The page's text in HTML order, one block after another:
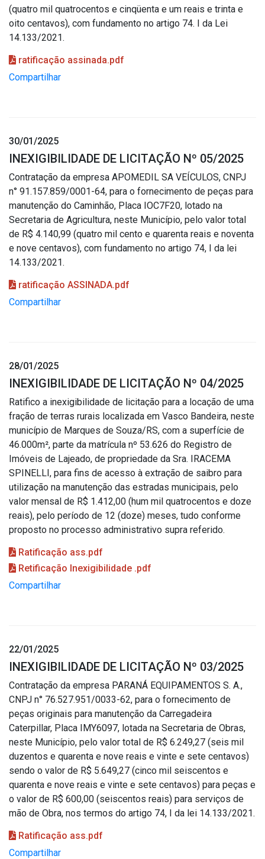
(quatro mil quatrocentos e cinqüenta e um reais e trinta e
oito centavos), com fundamento no artigo 74. I da Lei
14.133/2021.
ratificação assinada.pdf
Compartilhar
30/01/2025
INEXIGIBILIDADE DE LICITAÇÃO Nº 05/2025
Contratação da empresa APOMEDIL SA VEÍCULOS, CNPJ
n° 91.157.859/0001-64, para o fornecimento de peças para
manutenção do Caminhão, Placa IOC7F20, lotado na
Secretaria de Agricultura, neste Município, pelo valor total
de R$ 4.140,99 (quatro mil cento e quarenta reais e noventa
e nove centavos), com fundamento no artigo 74, I da lei
14.133/2021.
ratificação ASSINADA.pdf
Compartilhar
28/01/2025
INEXIGIBILIDADE DE LICITAÇÃO Nº 04/2025
Ratifico a inexigibilidade de licitação para a locação de uma
fração de terras rurais localizada em Vasco Bandeira, neste
município de Marques de Souza/RS, com a superfície de
46.000m², parte da matrícula nº 53.626 do Registro de
Imóveis de Lajeado, de propriedade da Sra. IRACEMA
SPINELLI, para fins de acesso à extração de saibro para
utilização na manutenção das estradas municipais, pelo
valor mensal de R$ 1.412,00 (hum mil quatrocentos e doze
reais), pelo período de 12 (doze) meses, tudo conforme
proposto no processo administrativo supra referido.
Ratificação ass.pdf
Retificação Inexigibilidade .pdf
Compartilhar
22/01/2025
INEXIGIBILIDADE DE LICITAÇÃO Nº 03/2025
Contratação da empresa PARANÁ EQUIPAMENTOS S. A.,
CNPJ n° 76.527.951/0033-62, para o fornecimento de
peças originais para manutenção da Carregadeira
Caterpillar, Placa IMY6097, lotada na Secretaria de Obras,
neste Município, pelo valor total de R$ 6.249,27 (seis mil
duzentos e quarenta e nove reais e vinte e sete centavos)
sendo o valor de R$ 5.649,27 (cinco mil seiscentos e
quarenta e nove reais e vinte e sete centavos) para peças e
o valor de R$ 600,00 (seiscentos reais) para serviços de
mão de Obra, nos termos do artigo 74, I da lei 14.133/2021.
Ratificação ass.pdf
Compartilhar